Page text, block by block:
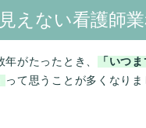
えない看護師
がたったとき、
「いつ
って思うことが多くなりま